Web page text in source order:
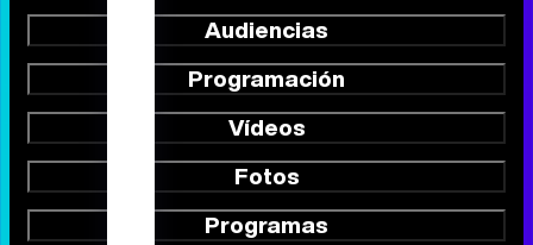
Audiencias
Programación
Vídeos
Fotos
Programas